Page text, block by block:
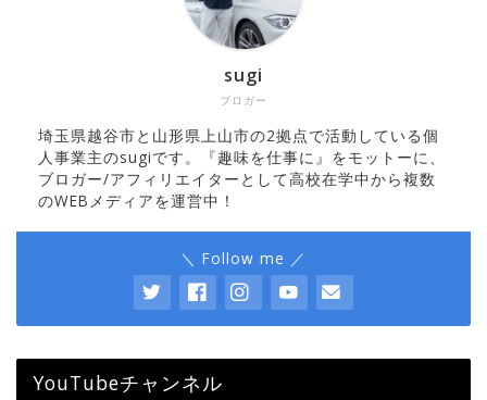
ブロガー
sugi
埼玉県越谷市と山形県上山市の2拠点で活動している個
人事業主のsugiです。『趣味を仕事に』をモットーに、
ブロガー/アフィリエイターとして高校在学中から複数
のWEBメディアを運営中！
＼ Follow me ／
YouTubeチャンネル